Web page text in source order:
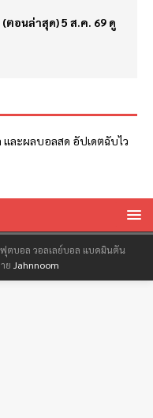
(ตอนล่าสุด) 5 ส.ค. 69 ดู
ละผลบอลสด อัปเดตฉับไว
ตบอล วอลเลย์บอล แบดมินตัน
ย Jahnnoom